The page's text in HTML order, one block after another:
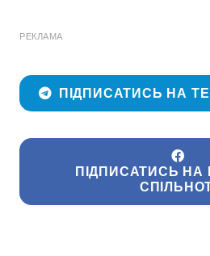
РЕКЛАМА
ПІДПИСАТИСЬ НА
ПІДПИСАТИСЬ НА